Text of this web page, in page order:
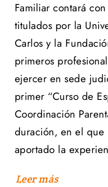
Familiar contará
titulados por la
Carlos y la
primeros
ejercer en sede
primer “Curso de
Coordinación
duración, en el que
aportado la
Leer más